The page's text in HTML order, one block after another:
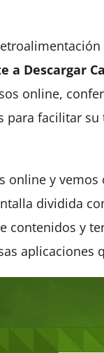
a Descargar
online,
para facilitar
online y
dividida
contenidos y
aplicaciones